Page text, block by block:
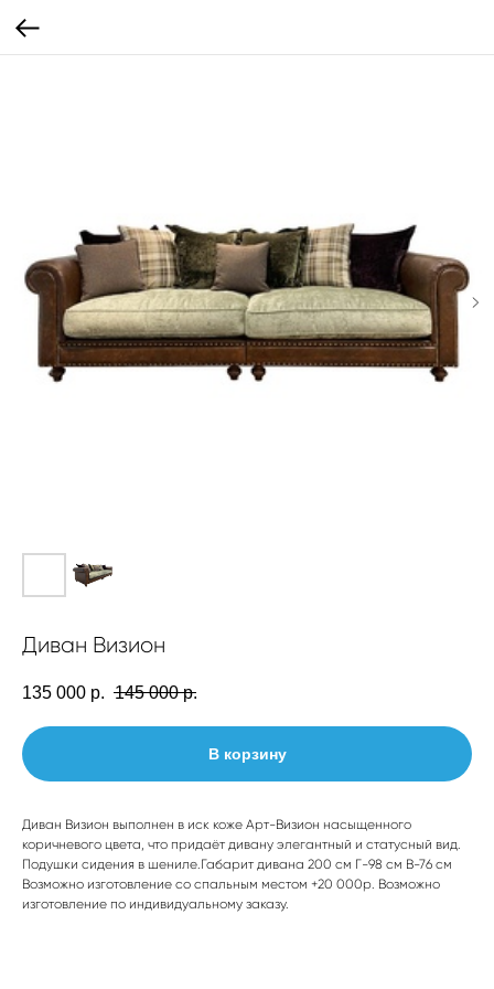
Диван Визион
135 000 р. 145 000 р.
В корзину
Диван Визион выполнен в иск коже Арт-Визион насыщенного
коричневого цвета, что придаёт дивану элегантный и статусный вид.
Подушки сидения в шениле.Габарит дивана 200 см Г-98 см В-76 см
Возможно изготовление со спальным местом +20 000р. Возможно
изготовление по индивидуальному заказу.